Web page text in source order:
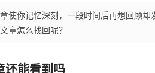
使你记忆深刻，一段时间后再想回顾
章怎么找回呢？
还能看到吗